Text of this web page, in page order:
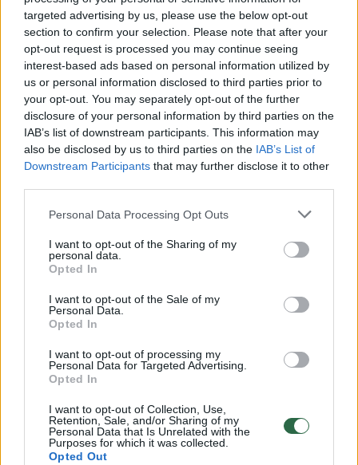
targeted advertising by us, please use the below opt-out
section to confirm your selection. Please note that after your
opt-out request is processed you may continue seeing
interest-based ads based on personal information utilized by
us or personal information disclosed to third parties prior to
your opt-out. You may separately opt-out of the further
disclosure of your personal information by third parties on the
IAB’s list of downstream participants. This information may
also be disclosed by us to third parties on the IAB’s List of
Downstream Participants that may further disclose it to other
Personal Data Processing Opt Outs
I want to opt-out of the Sharing of my
personal data.
Opted In
I want to opt-out of the Sale of my
Personal Data.
Opted In
I want to opt-out of processing my
Personal Data for Targeted Advertising.
Opted In
I want to opt-out of Collection, Use,
Retention, Sale, and/or Sharing of my
Personal Data that Is Unrelated with the
Purposes for which it was collected.
Opted Out
00:01:31
Nurimus protestams Kazachstane, prezidentas skelbia:
perversmas nepavyko
Žinios | Pasaulis
00:02:26
Nauji perversmo priešininkų protestai Sudane:
saugumo pajėgos nušovė keturis žmones
00:01:58
Protestai prieš perversmą Sudane pareikalavo aukų:
nuo šautinės žaizdos mirė paauglys
Žinios | Pasaulis
Protestuotojus Sudane teko raminti ašarinėmis
dujomis: pranešama, kad premjeras parvežtas namo
Neramumai Sudane: sulaikyti politiniai lyderiai,